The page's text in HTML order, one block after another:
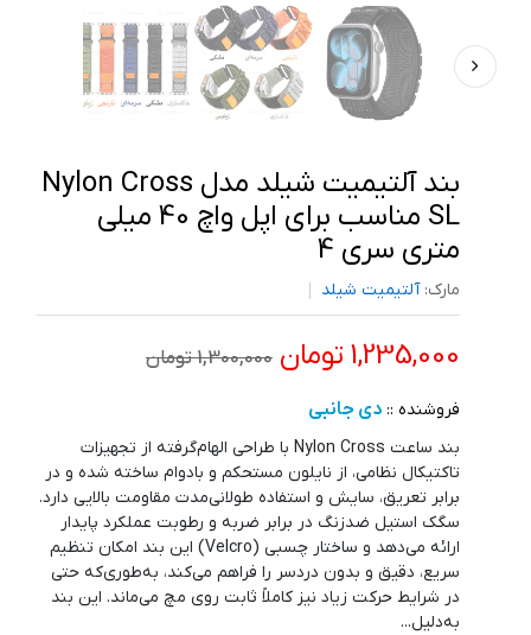
بند آلتیمیت شیلد مدل Nylon Cross
SL مناسب برای اپل واچ 40 میلی
متری سری 4
مارک:آلتیمیت شیلد
1,235,000 تومان 1,300,000 تومان
فروشنده :: دی جانبی
بند ساعت Nylon Cross با طراحی الهام‌گرفته از تجهیزات
تاکتیکال نظامی، از نایلون مستحکم و بادوام ساخته شده و در
برابر تعریق، سایش و استفاده طولانی‌مدت مقاومت بالایی دارد.
سگک استیل ضدزنگ در برابر ضربه و رطوبت عملکرد پایدار
ارائه می‌دهد و ساختار چسبی (Velcro) این بند امکان تنظیم
سریع، دقیق و بدون دردسر را فراهم می‌کند، به‌طوری‌که حتی
در شرایط حرکت زیاد نیز کاملاً ثابت روی مچ می‌ماند. این بند
به‌دلیل...